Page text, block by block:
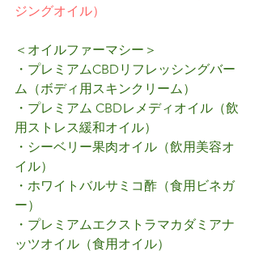
ジングオイル）
＜オイルファーマシー＞
・プレミアムCBDリフレッシングバー
ム（ボディ用スキンクリーム）
・プレミアム CBDレメディオイル（飲
用ストレス緩和オイル）
・シーベリー果肉オイル（飲用美容オ
イル）
・ホワイトバルサミコ酢（食用ビネガ
ー）
・プレミアムエクストラマカダミアナ
ッツオイル（食用オイル）